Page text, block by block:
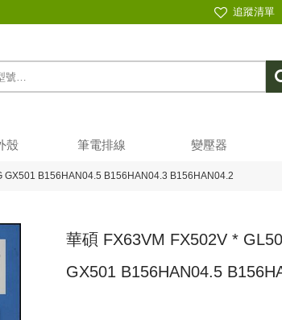
追蹤清單
殼 筆電排線 變壓器
B156HAN04.5 B156HAN04.3 B156HAN04.2
華碩 FX63VM FX502V *
GX501 B156HAN04.5